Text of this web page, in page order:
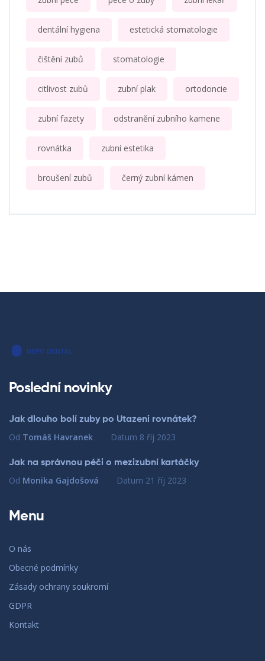
dentální hygiena estetická stomatologie
čištění zubů stomatologie
citlivost zubů zubní plak ortodoncie
zubní fazety odstranění zubního kamene
rovnátka zubní estetika
broušení zubů černý zubní kámen
Poslední novinky
Jak dlouho bolí zuby po Utazeni rovnátek?
Od Tomáš Havranek Datum 8 říj 2023
Jak na správnou péči o mezizubní kartáčky
Od Monika Gajdošová Datum 21 říj 2023
Menu
O nás
Obecné podmínky
Zásady ochrany soukromí
GDPR
Kontakt